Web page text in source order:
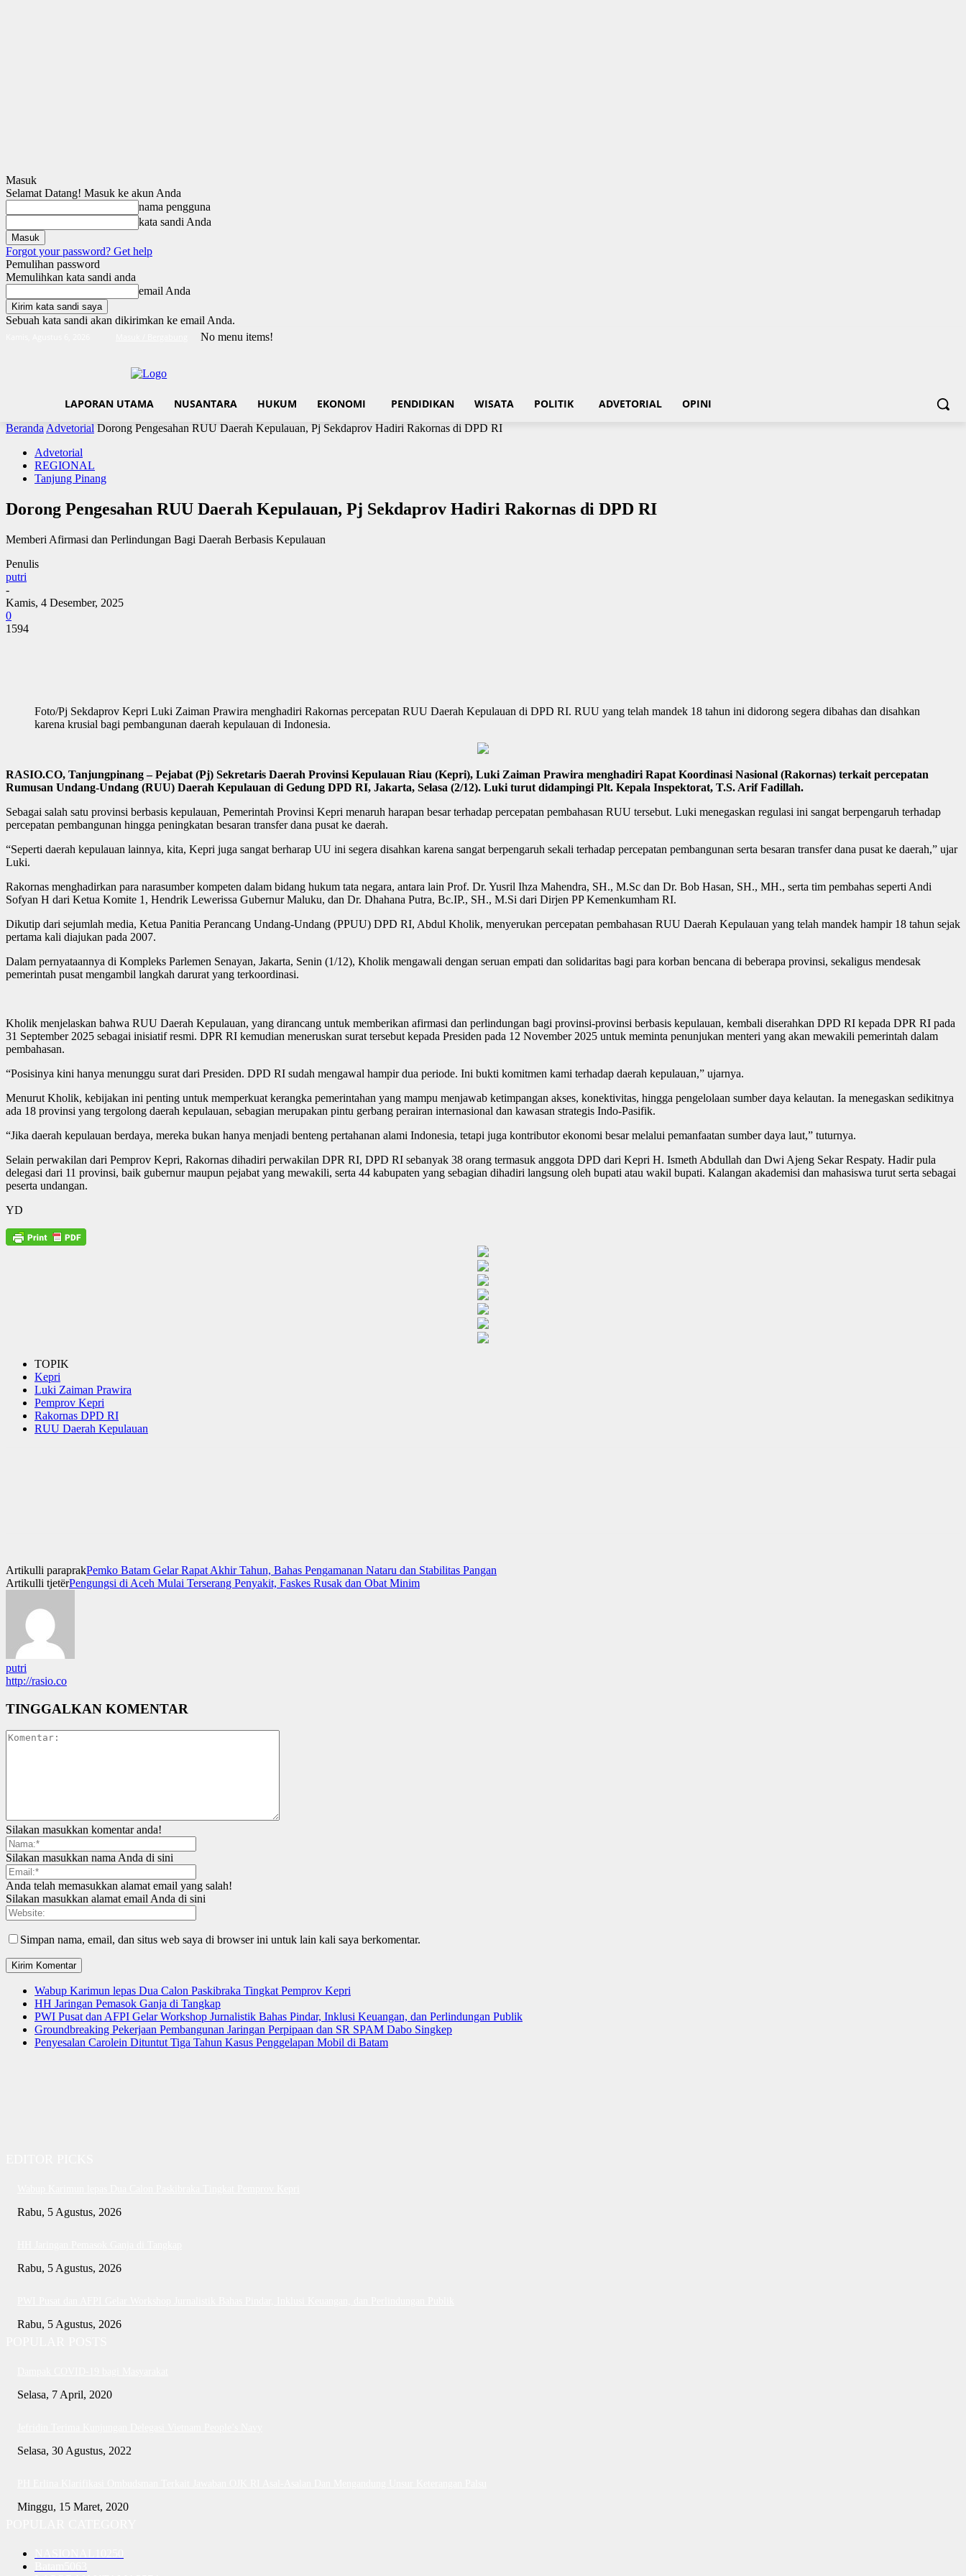
Masuk
Selamat Datang! Masuk ke akun Anda
nama pengguna
kata sandi Anda
Forgot your password? Get help
Pemulihan password
Memulihkan kata sandi anda
email Anda
Sebuah kata sandi akan dikirimkan ke email Anda.
No menu items!
LAPORAN UTAMA NUSANTARA HUKUM EKONOMI PENDIDIKAN WISATA POLITIK ADVETORIAL OPINI
Beranda Advetorial Dorong Pengesahan RUU Daerah Kepulauan, Pj Sekdaprov Hadiri Rakornas di DPD RI
Advetorial
REGIONAL
Tanjung Pinang
Dorong Pengesahan RUU Daerah Kepulauan, Pj Sekdaprov Hadiri Rakornas di DPD RI
Memberi Afirmasi dan Perlindungan Bagi Daerah Berbasis Kepulauan
Penulis
putri
-
Kamis, 4 Desember, 2025
0
1594
Foto/Pj Sekdaprov Kepri Luki Zaiman Prawira menghadiri Rakornas percepatan RUU Daerah Kepulauan di DPD RI. RUU yang telah mandek 18 tahun ini didorong segera dibahas dan disahkan
karena krusial bagi pembangunan daerah kepulauan di Indonesia.
RASIO.CO, Tanjungpinang – Pejabat (Pj) Sekretaris Daerah Provinsi Kepulauan Riau (Kepri), Luki Zaiman Prawira menghadiri Rapat Koordinasi Nasional (Rakornas) terkait percepatan
Rumusan Undang-Undang (RUU) Daerah Kepulauan di Gedung DPD RI, Jakarta, Selasa (2/12). Luki turut didampingi Plt. Kepala Inspektorat, T.S. Arif Fadillah.
Sebagai salah satu provinsi berbasis kepulauan, Pemerintah Provinsi Kepri menaruh harapan besar terhadap percepatan pembahasan RUU tersebut. Luki menegaskan regulasi ini sangat berpengaruh terhadap
percepatan pembangunan hingga peningkatan besaran transfer dana pusat ke daerah.
“Seperti daerah kepulauan lainnya, kita, Kepri juga sangat berharap UU ini segera disahkan karena sangat berpengaruh sekali terhadap percepatan pembangunan serta besaran transfer dana pusat ke daerah,” ujar
Luki.
Rakornas menghadirkan para narasumber kompeten dalam bidang hukum tata negara, antara lain Prof. Dr. Yusril Ihza Mahendra, SH., M.Sc dan Dr. Bob Hasan, SH., MH., serta tim pembahas seperti Andi
Sofyan H dari Ketua Komite 1, Hendrik Lewerissa Gubernur Maluku, dan Dr. Dhahana Putra, Bc.IP., SH., M.Si dari Dirjen PP Kemenkumham RI.
Dikutip dari sejumlah media, Ketua Panitia Perancang Undang-Undang (PPUU) DPD RI, Abdul Kholik, menyerukan percepatan pembahasan RUU Daerah Kepulauan yang telah mandek hampir 18 tahun sejak
pertama kali diajukan pada 2007.
Dalam pernyataannya di Kompleks Parlemen Senayan, Jakarta, Senin (1/12), Kholik mengawali dengan seruan empati dan solidaritas bagi para korban bencana di beberapa provinsi, sekaligus mendesak
pemerintah pusat mengambil langkah darurat yang terkoordinasi.
Kholik menjelaskan bahwa RUU Daerah Kepulauan, yang dirancang untuk memberikan afirmasi dan perlindungan bagi provinsi-provinsi berbasis kepulauan, kembali diserahkan DPD RI kepada DPR RI pada
31 September 2025 sebagai inisiatif resmi. DPR RI kemudian meneruskan surat tersebut kepada Presiden pada 12 November 2025 untuk meminta penunjukan menteri yang akan mewakili pemerintah dalam
pembahasan.
“Posisinya kini hanya menunggu surat dari Presiden. DPD RI sudah mengawal hampir dua periode. Ini bukti komitmen kami terhadap daerah kepulauan,” ujarnya.
Menurut Kholik, kebijakan ini penting untuk memperkuat kerangka pemerintahan yang mampu menjawab ketimpangan akses, konektivitas, hingga pengelolaan sumber daya kelautan. Ia menegaskan sedikitnya
ada 18 provinsi yang tergolong daerah kepulauan, sebagian merupakan pintu gerbang perairan internasional dan kawasan strategis Indo-Pasifik.
“Jika daerah kepulauan berdaya, mereka bukan hanya menjadi benteng pertahanan alami Indonesia, tetapi juga kontributor ekonomi besar melalui pemanfaatan sumber daya laut,” tuturnya.
Selain perwakilan dari Pemprov Kepri, Rakornas dihadiri perwakilan DPR RI, DPD RI sebanyak 38 orang termasuk anggota DPD dari Kepri H. Ismeth Abdullah dan Dwi Ajeng Sekar Respaty. Hadir pula
delegasi dari 11 provinsi, baik gubernur maupun pejabat yang mewakili, serta 44 kabupaten yang sebagian dihadiri langsung oleh bupati atau wakil bupati. Kalangan akademisi dan mahasiswa turut serta sebagai
peserta undangan.
YD
TOPIK
Kepri
Luki Zaiman Prawira
Pemprov Kepri
Rakornas DPD RI
RUU Daerah Kepulauan
Artikulli paraprakPemko Batam Gelar Rapat Akhir Tahun, Bahas Pengamanan Nataru dan Stabilitas Pangan
Artikulli tjetërPengungsi di Aceh Mulai Terserang Penyakit, Faskes Rusak dan Obat Minim
putri
http://rasio.co
TINGGALKAN KOMENTAR
Silakan masukkan komentar anda!
Silakan masukkan nama Anda di sini
Anda telah memasukkan alamat email yang salah!
Silakan masukkan alamat email Anda di sini
Simpan nama, email, dan situs web saya di browser ini untuk lain kali saya berkomentar.
Wabup Karimun lepas Dua Calon Paskibraka Tingkat Pemprov Kepri
HH Jaringan Pemasok Ganja di Tangkap
PWI Pusat dan AFPI Gelar Workshop Jurnalistik Bahas Pindar, Inklusi Keuangan, dan Perlindungan Publik
Groundbreaking Pekerjaan Pembangunan Jaringan Perpipaan dan SR SPAM Dabo Singkep
Penyesalan Carolein Dituntut Tiga Tahun Kasus Penggelapan Mobil di Batam
Rabu, 5 Agustus, 2026
Rabu, 5 Agustus, 2026
Rabu, 5 Agustus, 2026
Selasa, 7 April, 2020
Selasa, 30 Agustus, 2022
Minggu, 15 Maret, 2020